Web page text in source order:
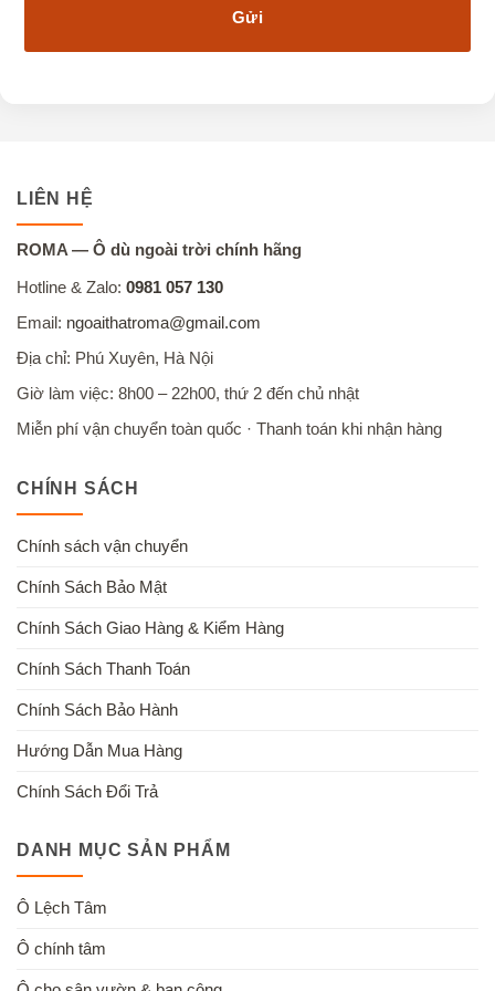
LIÊN HỆ
ROMA — Ô dù ngoài trời chính hãng
Hotline & Zalo: 0981 057 130
Email: ngoaithatroma@gmail.com
Địa chỉ: Phú Xuyên, Hà Nội
Giờ làm việc: 8h00 – 22h00, thứ 2 đến chủ nhật
Miễn phí vận chuyển toàn quốc · Thanh toán khi nhận hàng
CHÍNH SÁCH
Chính sách vận chuyển
Chính Sách Bảo Mật
Chính Sách Giao Hàng & Kiểm Hàng
Chính Sách Thanh Toán
Chính Sách Bảo Hành
Hướng Dẫn Mua Hàng
Chính Sách Đổi Trả
DANH MỤC SẢN PHẨM
Ô Lệch Tâm
Ô chính tâm